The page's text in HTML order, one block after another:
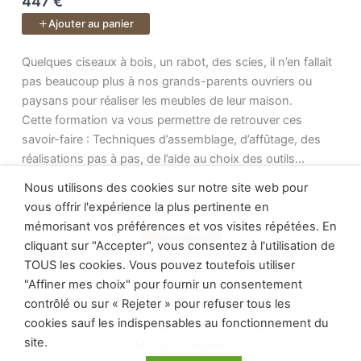
Un cours de40 vidéos.
Ajouter au panier
Quelques ciseaux à bois, un rabot, des scies, il n’en fallait
Quelques ciseaux à bois, un rabot, des scies, il n’en fallait
pas beaucoup plus à nos grands-parents ouvriers ou
paysans pour réaliser les meubles de leur maison.
Cette formation va vous permettre de retrouver ces
savoir-faire : Techniques d’assemblage, d’affûtage, des
réalisations pas à pas, de l’aide au choix des outils…
Votre ATELIER EST PETIT, vos voisins ne supportent pas
le bruit, vous allez retrouver le plaisir de la menuiserie
déconnectée, la jouissance du geste précis et maitrisé
pour des résultats impossible à obtenir avec une
machine.
99 vidéos de disponible !
Voir plus En savoir plus
Politique de confidentialité
Conditions générales de vente
Nous utilisons des cookies sur notre site web pour
vous offrir l'expérience la plus pertinente en
mémorisant vos préférences et vos visites répétées. En
cliquant sur "Accepter", vous consentez à l'utilisation de
TOUS les cookies. Vous pouvez toutefois utiliser
"Affiner mes choix" pour fournir un consentement
contrôlé ou sur « Rejeter » pour refuser tous les
cookies sauf les indispensables au fonctionnement du
site.